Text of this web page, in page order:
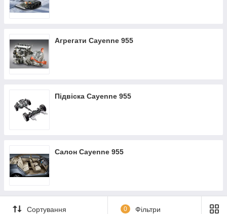
Агрегати Cayenne 955
Підвіска Cayenne 955
Салон Cayenne 955
Сортування 0 Фільтри